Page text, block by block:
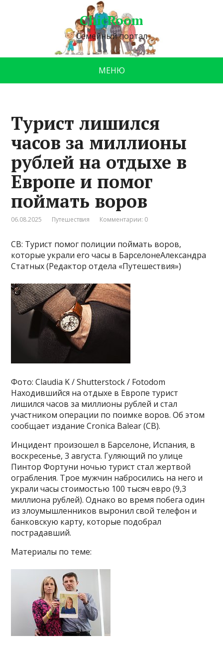
ChicRoom
Семейный портал
МЕНЮ
Турист лишился
часов за миллионы
рублей на отдыхе в
Европе и помог
поймать воров
06.08.2025 Путешествия Комментарии: 0
CB: Турист помог полиции поймать воров,
которые украли его часы в БарселонеАлександра
Статных (Редактор отдела «Путешествия»)
Фото: Claudia K / Shutterstock / Fotodom
Находившийся на отдыхе в Европе турист
лишился часов за миллионы рублей и стал
участником операции по поимке воров. Об этом
сообщает издание Cronica Balear (CB).
Инцидент произошел в Барселоне, Испания, в
воскресенье, 3 августа. Гуляющий по улице
Пинтор Фортуни ночью турист стал жертвой
ограбления. Трое мужчин набросились на него и
украли часы стоимостью 100 тысяч евро (9,3
миллиона рублей). Однако во время побега один
из злоумышленников выронил свой телефон и
банковскую карту, которые подобрал
пострадавший.
Материалы по теме: